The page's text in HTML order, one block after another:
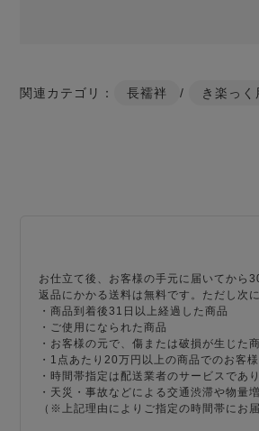
関連カテゴリ： 長襦袢 / き楽っく
お仕立て後、お客様の手元に届いてから
返品にかかる送料は無料です。ただし次
・商品到着後31日以上経過した商品
・ご使用になられた商品
・お客様の元で、傷または破損が生じた
・1点あたり20万円以上の商品でのお客
・時間帯指定は配送業者のサービスで
・天災・事故などによる交通渋滞や物
（※上記理由によりご指定の時間帯にお